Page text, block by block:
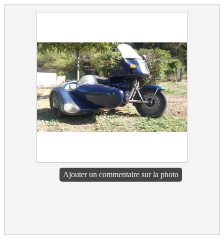
Ajouter un commentaire sur la photo